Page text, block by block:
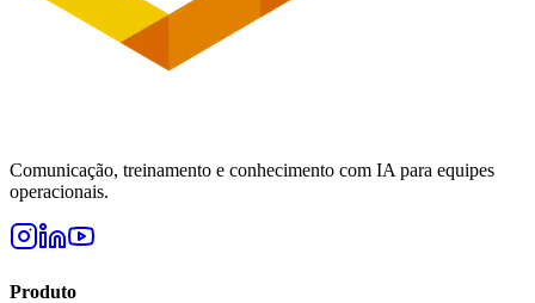
Comunicação, treinamento e conhecimento com IA para equipes
operacionais.
Produto